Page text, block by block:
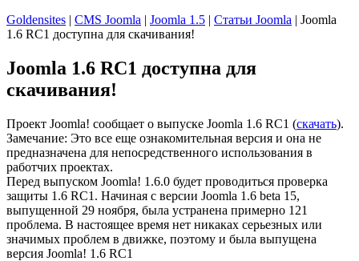
Goldensites | CMS Joomla | Joomla 1.5 | Статьи Joomla | Joomla
1.6 RC1 доступна для скачивания!
Joomla 1.6 RC1 доступна для
скачивания!
Проект Joomla! сообщает о выпуске Joomla 1.6 RC1 (скачать).
Замечание: Это все еще ознакомительная версия и она не
предназначена для непосредственного использования в
работчих проектах.
Перед выпуском Joomla! 1.6.0 будет проводиться проверка
защиты 1.6 RC1. Начиная с версии Joomla 1.6 beta 15,
выпущенной 29 ноября, была устранена примерно 121
проблема. В настоящее время нет никаках серьезных или
значимых проблем в движке, поэтому и была выпущена
версия Joomla! 1.6 RC1